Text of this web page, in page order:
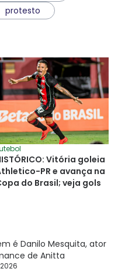
protesto
Vitória goleia
PR e avança na
do Brasil; veja gols
é Danilo Mesquita, ator
de Anitta